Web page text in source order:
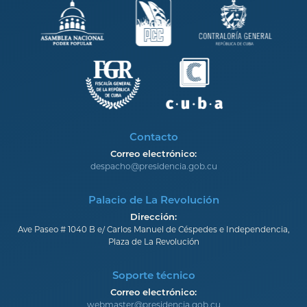
Contacto
Correo electrónico:
despacho@presidencia.gob.cu
Palacio de La Revolución
Dirección:
Ave Paseo # 1040 B e/ Carlos Manuel de Céspedes e Independencia,
Plaza de La Revolución
Soporte técnico
Correo electrónico:
webmaster@presidencia.gob.cu